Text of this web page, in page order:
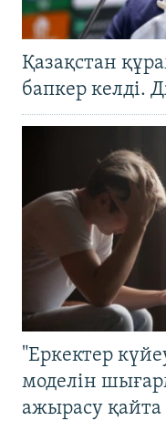
Қазақстан
бапкер келді.
"Еркектер
моделін
ажырасу қайта